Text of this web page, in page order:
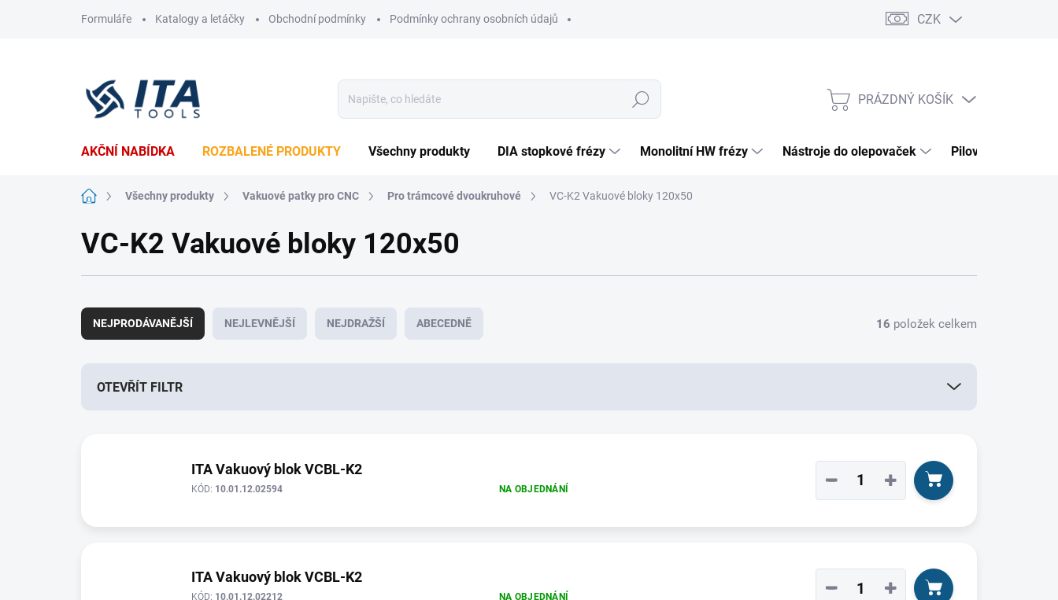
Formuláře Katalogy a letáčky Obchodní podmínky Podmínky ochrany osobních údajů CZK
Hledat
NÁKUPNÍ
PRÁZDNÝ KOŠÍK
AKČNÍ NABÍDKA ROZBALENÉ PRODUKTY Všechny produkty DIA stopkové frézy Monolitní HW frézy Nástroje do olepovaček Pilové kotouče
Domů Všechny produkty Vakuové patky pro CNC Pro trámcové dvoukruhové VC-K2 Vakuové bloky 120x50
VC-K2 Vakuové bloky 120x50
a
z
NEJPRODÁVANĚJŠÍ NEJLEVNĚJŠÍ NEJDRAŽŠÍ ABECEDNĚ 16 položek celkem
OTEVŘÍT FILTR
ITA Vakuový blok VCBL-K2
NA OBJEDNÁNÍ
KÓD: 10.01.12.02594 +
−
ITA Vakuový blok VCBL-K2
NA OBJEDNÁNÍ
KÓD: 10.01.12.02212 +
−